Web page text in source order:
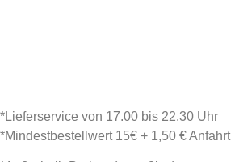
*Lieferservice von 17.00 bis 22.30 Uhr
*Mindestbestellwert 15€ + 1,50 € Anfahrt